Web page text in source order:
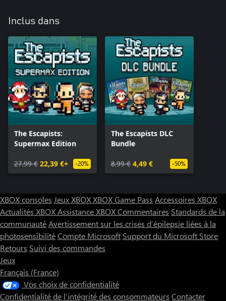
Inclus dans
The Escapists:
Supermax Edition
27,99 € 22,39 €+ -20%
The Escapists DLC
Bundle
8,99 € 4,49 € -50%
XBOX consoles Jeux XBOXXBOX Game Pass Accessoires XBOX
Actualités XBOXAssistance XBOXCommentaires Standards de la
communautéAvertissement sur les crises d’épilepsie liées à la
photosensibilitéCompte Microsoft Support du Microsoft Store
Retours Suivi des commandes
Jeux
Français (France)
Vos choix de confidentialité
Confidentialité de l’intégrité des consommateurs Contacter